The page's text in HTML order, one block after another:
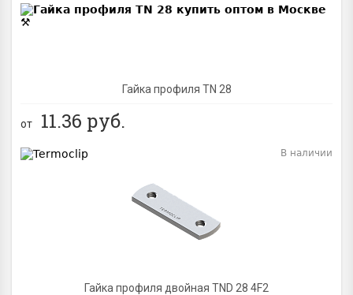
Гайка профиля TN 28
от 11.36 руб.
Гайка профиля двойная TND 28 4F2
В наличии